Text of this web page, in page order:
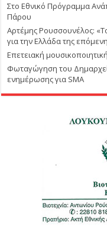
Στο Εθνικό Πρόγραμμα
Πάρου
Αρτέμης Ρουσσουνέλος:
για την Ελλάδα της
Επετειακή
Φωταγώγηση του
ενημέρωσης για SMA